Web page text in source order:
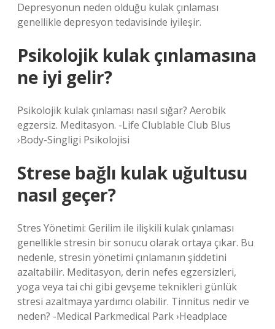
Depresyonun neden olduğu kulak çınlaması
genellikle depresyon tedavisinde iyileşir.
Psikolojik kulak çınlamasına
ne iyi gelir?
Psikolojik kulak çınlaması nasıl sığar? Aerobik
egzersiz. Meditasyon. -Life Clublable Club Blus
›Body-Singligi Psikolojisi
Strese bağlı kulak uğultusu
nasıl geçer?
Stres Yönetimi: Gerilim ile ilişkili kulak çınlaması
genellikle stresin bir sonucu olarak ortaya çıkar. Bu
nedenle, stresin yönetimi çınlamanın şiddetini
azaltabilir. Meditasyon, derin nefes egzersizleri,
yoga veya tai chi gibi gevşeme teknikleri günlük
stresi azaltmaya yardımcı olabilir. Tinnitus nedir ve
neden? -Medical Parkmedical Park ›Headplace